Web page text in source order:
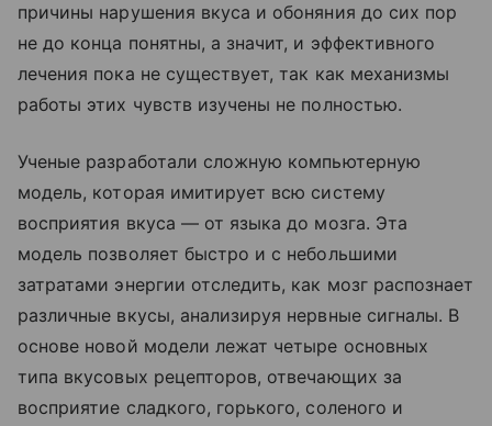
причины нарушения вкуса и обоняния до сих пор
не до конца понятны, а значит, и эффективного
лечения пока не существует, так как механизмы
работы этих чувств изучены не полностью.
Ученые разработали сложную компьютерную
модель, которая имитирует всю систему
восприятия вкуса — от языка до мозга. Эта
модель позволяет быстро и с небольшими
затратами энергии отследить, как мозг распознает
различные вкусы, анализируя нервные сигналы. В
основе новой модели лежат четыре основных
типа вкусовых рецепторов, отвечающих за
восприятие сладкого, горького, соленого и